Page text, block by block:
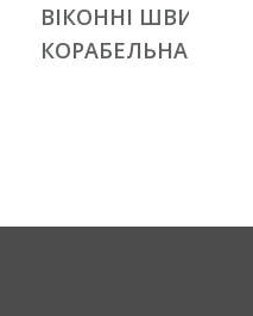
ВІКОННІ ШВИ ТМ
КОРАБЕЛЬНА